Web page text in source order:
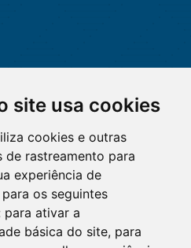
site usa cookies
cookies e outras
de rastreamento para
experiência de
os seguintes
para ativar a
básica do site, para